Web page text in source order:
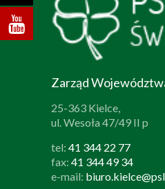
Zarząd
25-363 Kielce,
ul. Wesoła 47/49 II p
tel:41 344 22 77
fax:41 344 49 34
e-mail: